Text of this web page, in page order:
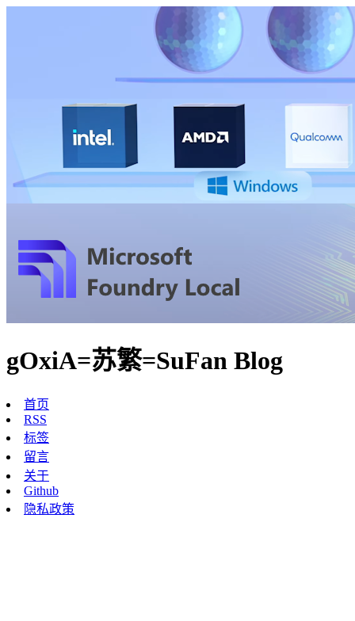
gOxiA=苏繁=SuFan Blog
首页
RSS
标签
留言
关于
Github
隐私政策